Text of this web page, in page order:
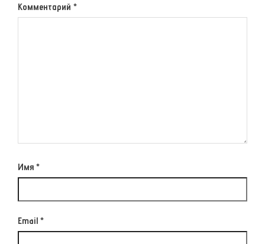
Комментарий *
Имя *
Email *